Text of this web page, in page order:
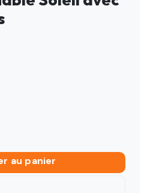
au panier